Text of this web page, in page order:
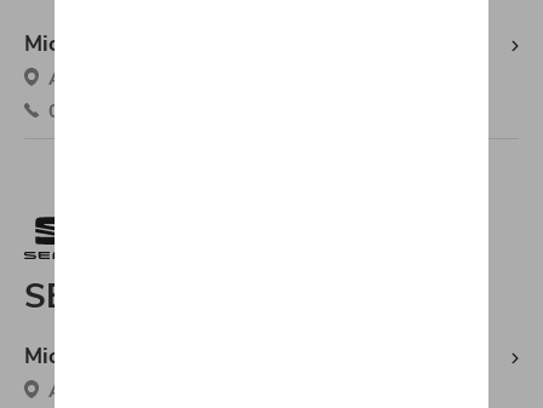
Michaël Mazuin Fosses-la-Ville Audi
Avenue Des Déportés 29, 5070 Fosses-la-Ville
071/71.11.58
SEAT
Michaël Mazuin Fleurus SEAT
Avenue du Marquis 1 (Zone.ind), 6220 Fleurus